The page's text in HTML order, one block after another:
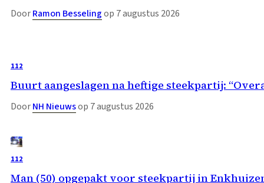
DoorRamon Besselingop 7 augustus 2026
112
Buurt aangeslagen na heftige steekpartij:
DoorNH Nieuwsop 7 augustus 2026
112
Man (50) opgepakt voor steekpartij in